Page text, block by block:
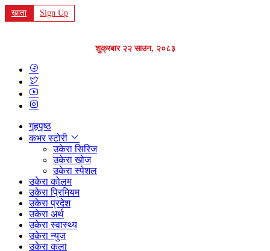
खाता Sign Up
शुक्रबार २२ साउन, २०८३
गृहपृष्ठ
कभर स्टोरी
उकेरा सिरिज
उकेरा खोज
उकेरा स्पेशल
उकेरा कोलम
उकेरा प्रिमियम
उकेरा प्रदेश
उकेरा अर्थ
उकेरा स्वास्थ्य
उकेरा न्युज
उकेरा कला